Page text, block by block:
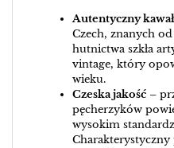
Autentyczny
Czech, znanych
hutnictwa szkła
vintage, który
wieku.
Czeska jakość –
pęcherzyków
wysokim
Charakterystyczny